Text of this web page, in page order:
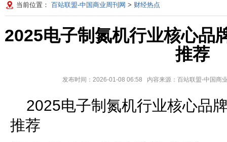
当前位置： 百站联盟-中国商业周刊网 > 财经热点
2025电子制氮机行业核心品
推荐
发布时间：2026-01-08 06:58 内容来源：百站联盟-中国商
2025电子制氮机行业核心品
推荐